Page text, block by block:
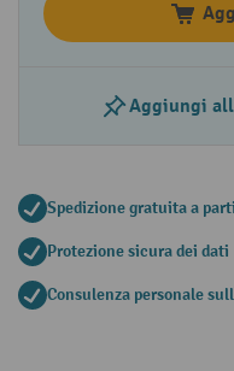
Aggiungi
Spedizione gratuita a
Protezione sicura dei dati
Consulenza personale